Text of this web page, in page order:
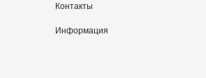
Контакты
Информация